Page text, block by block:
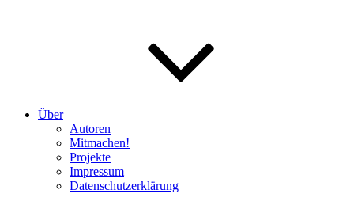
Über
Autoren
Mitmachen!
Projekte
Impressum
Datenschutzerklärung